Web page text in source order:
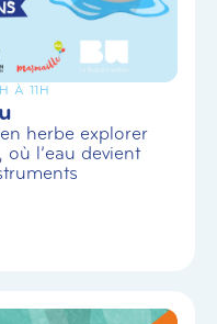
À 11H
herbe explorer
l’eau devient